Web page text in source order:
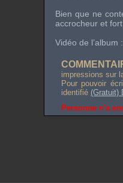
Bien que ne
accrocheur et
Vidéo de l’album :
impressions sur
Pour pouvoir
identifié (Gratuit)
Personne n'a